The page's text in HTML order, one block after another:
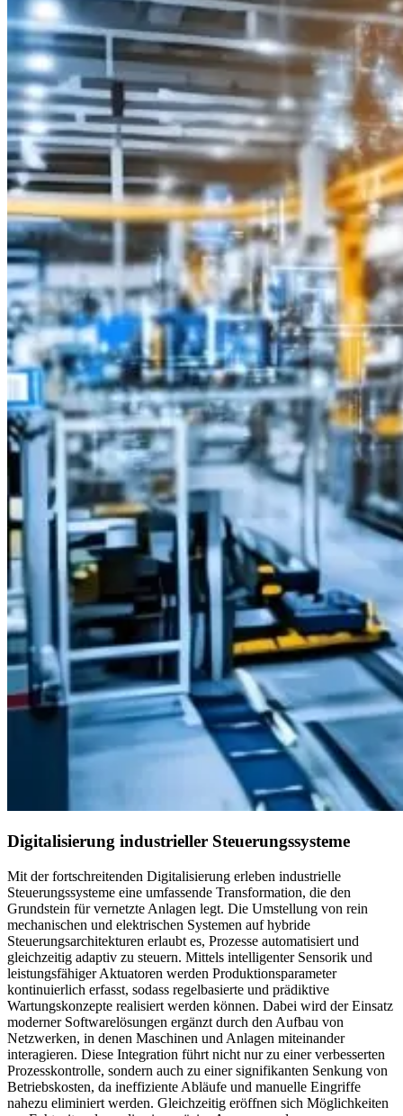
Digitalisierung industrieller Steuerungssysteme
Mit der fortschreitenden Digitalisierung erleben industrielle
Steuerungssysteme eine umfassende Transformation, die den
Grundstein für vernetzte Anlagen legt. Die Umstellung von rein
mechanischen und elektrischen Systemen auf hybride
Steuerungsarchitekturen erlaubt es, Prozesse automatisiert und
gleichzeitig adaptiv zu steuern. Mittels intelligenter Sensorik und
leistungsfähiger Aktuatoren werden Produktionsparameter
kontinuierlich erfasst, sodass regelbasierte und prädiktive
Wartungskonzepte realisiert werden können. Dabei wird der Einsatz
moderner Softwarelösungen ergänzt durch den Aufbau von
Netzwerken, in denen Maschinen und Anlagen miteinander
interagieren. Diese Integration führt nicht nur zu einer verbesserten
Prozesskontrolle, sondern auch zu einer signifikanten Senkung von
Betriebskosten, da ineffiziente Abläufe und manuelle Eingriffe
nahezu eliminiert werden. Gleichzeitig eröffnen sich Möglichkeiten